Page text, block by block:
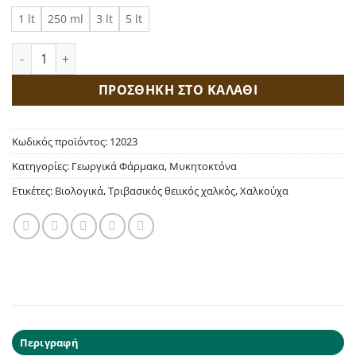
1 lt 250 ml 3 lt 5 lt
Cuproxat 19 SC Τριβασικός Θειικός Χαλκός ποσότητα
ΠΡΟΣΘΗΚΗ ΣΤΟ ΚΑΛΑΘΙ
Κωδικός προϊόντος: 12023
Κατηγορίες: Γεωργικά Φάρμακα, Μυκητοκτόνα
Ετικέτες: Βιολογικά,Τριβασικός θειικός χαλκός,Χαλκούχα
Περιγραφή